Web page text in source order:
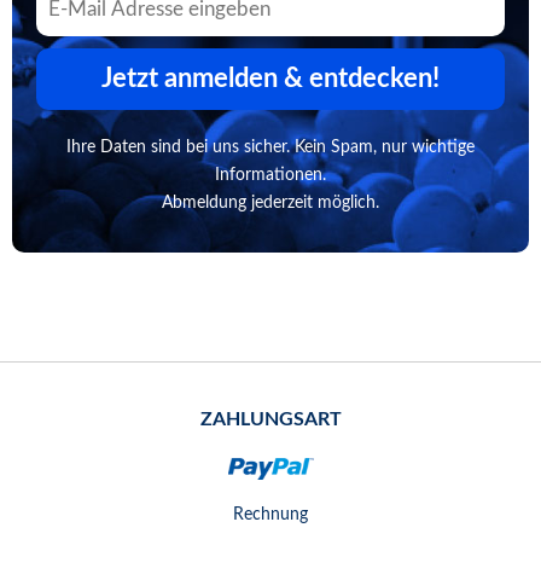
Jetzt anmelden & entdecken!
Ihre Daten sind bei uns sicher. Kein Spam, nur wichtige
Informationen.
Abmeldung jederzeit möglich.
ZAHLUNGSART
Rechnung